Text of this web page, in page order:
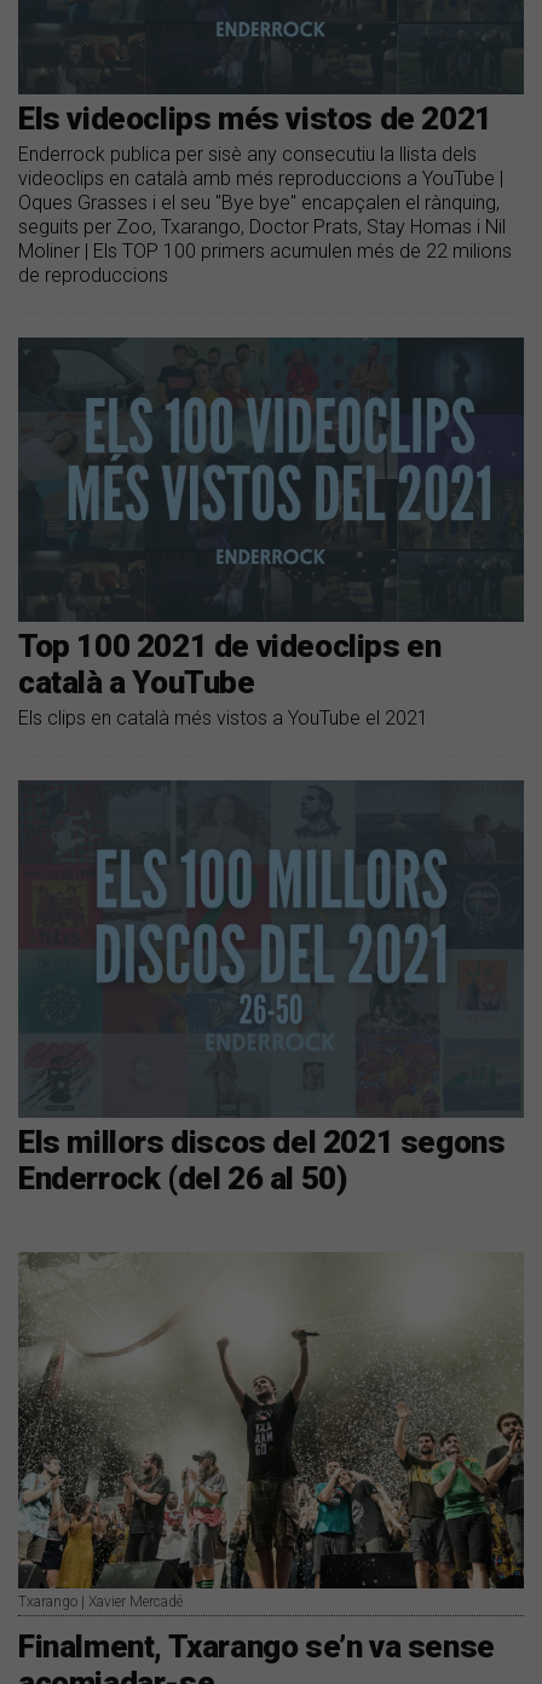
Els videoclips més vistos de 2021
Enderrock publica per sisè any consecutiu la llista dels
videoclips en català amb més reproduccions a YouTube |
Oques Grasses i el seu "Bye bye" encapçalen el rànquing,
seguits per Zoo, Txarango, Doctor Prats, Stay Homas i Nil
Moliner | Els TOP 100 primers acumulen més de 22 milions
de reproduccions
Top 100 2021 de videoclips en
català a YouTube
Els clips en català més vistos a YouTube el 2021
Els millors discos del 2021 segons
Enderrock (del 26 al 50)
Txarango | Xavier Mercadé
Finalment, Txarango se’n va sense